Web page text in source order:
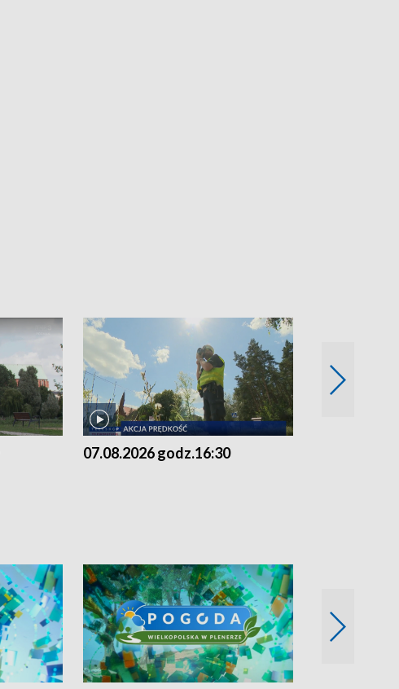
07.08.2026 godz.16:30